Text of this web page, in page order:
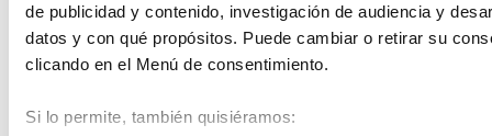
de publicidad y contenido, investigación de audiencia y
datos y con qué propósitos. Puede cambiar o retirar su
clicando en el Menú de consentimiento.
Si lo permite, también quisiéramos: